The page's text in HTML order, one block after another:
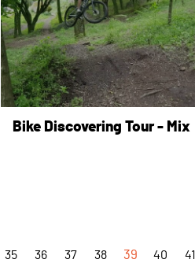
Bike Discovering Tour - Mix
35 36 37 38 39 40 41